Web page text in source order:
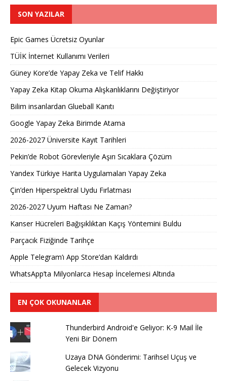
SON YAZILAR
Epic Games Ücretsiz Oyunlar
TÜİK İnternet Kullanımı Verileri
Güney Kore’de Yapay Zeka ve Telif Hakkı
Yapay Zeka Kitap Okuma Alışkanlıklarını Değiştiriyor
Bilim insanlardan Glueball Kanıtı
Google Yapay Zeka Birimde Atama
2026-2027 Üniversite Kayıt Tarihleri ​​
Pekin’de Robot Görevleriyle Aşırı Sıcaklara Çözüm
Yandex Türkiye Harita Uygulamaları Yapay Zeka
Çin’den Hiperspektral Uydu Fırlatması
2026-2027 Uyum Haftası Ne Zaman?
Kanser Hücreleri Bağışıklıktan Kaçış Yöntemini Buldu
Parçacık Fiziğinde Tarihçe
Apple Telegram’ı App Store’dan Kaldırdı
WhatsApp’ta Milyonlarca Hesap İncelemesi Altında
EN ÇOK OKUNANLAR
Thunderbird Android'e Geliyor: K-9 Mail İle
Yeni Bir Dönem
Uzaya DNA Gönderimi: Tarihsel Uçuş ve
Gelecek Vizyonu